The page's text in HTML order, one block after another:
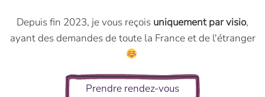
Depuis fin 2023, je vous reçois uniquement par visio,
ayant des demandes de toute la France et de l'étranger
Prendre rendez-vous